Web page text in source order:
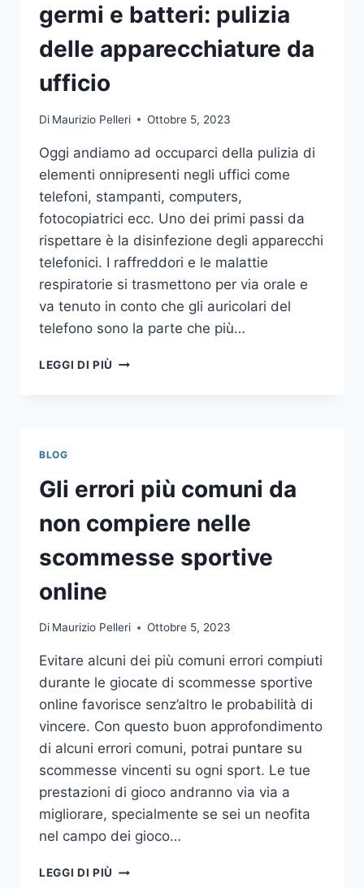
germi e batteri: pulizia
delle apparecchiature da
ufficio
Di Maurizio Pelleri Ottobre 5, 2023
Oggi andiamo ad occuparci della pulizia di
elementi onnipresenti negli uffici come
telefoni, stampanti, computers,
fotocopiatrici ecc. Uno dei primi passi da
rispettare è la disinfezione degli apparecchi
telefonici. I raffreddori e le malattie
respiratorie si trasmettono per via orale e
va tenuto in conto che gli auricolari del
telefono sono la parte che più…
LEGGI DI PIÙ UN
PULIZIA
DELLE
APPARECCHIATURE
DA
BLOG
Gli errori più comuni da
non compiere nelle
scommesse sportive
online
Di Maurizio Pelleri Ottobre 5, 2023
Evitare alcuni dei più comuni errori compiuti
durante le giocate di scommesse sportive
online favorisce senz’altro le probabilità di
vincere. Con questo buon approfondimento
di alcuni errori comuni, potrai puntare su
scommesse vincenti su ogni sport. Le tue
prestazioni di gioco andranno via via a
migliorare, specialmente se sei un neofita
nel campo dei gioco…
LEGGI DI PIÙ GLI